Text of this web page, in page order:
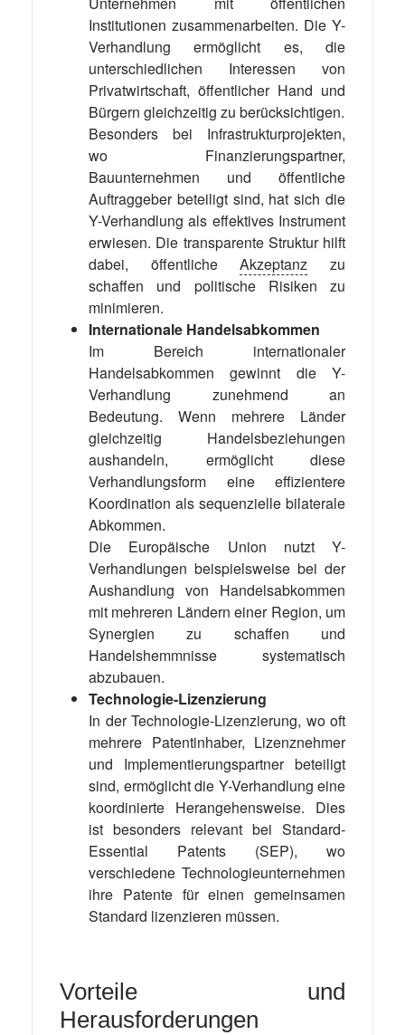
Institutionen zusammenarbeiten. Die Y-
Verhandlung ermöglicht es, die
unterschiedlichen Interessen von
Privatwirtschaft, öffentlicher Hand und
Bürgern gleichzeitig zu berücksichtigen.
Besonders bei Infrastrukturprojekten,
wo Finanzierungspartner,
Bauunternehmen und öffentliche
Auftraggeber beteiligt sind, hat sich die
Y-Verhandlung als effektives Instrument
erwiesen. Die transparente Struktur hilft
dabei, öffentlicheAkzeptanz zu
schaffen und politische Risiken zu
minimieren.
Internationale Handelsabkommen
Im Bereich internationaler
Handelsabkommen gewinnt die Y-
Verhandlung zunehmend an
Bedeutung. Wenn mehrere Länder
gleichzeitig Handelsbeziehungen
aushandeln, ermöglicht diese
Verhandlungsform eine effizientere
Koordination als sequenzielle bilaterale
Abkommen.
Die Europäische Union nutzt Y-
Verhandlungen beispielsweise bei der
Aushandlung von Handelsabkommen
mit mehreren Ländern einer Region, um
Synergien zu schaffen und
Handelshemmnisse systematisch
abzubauen.
Technologie-Lizenzierung
In der Technologie-Lizenzierung, wo oft
mehrere Patentinhaber, Lizenznehmer
und Implementierungspartner beteiligt
sind, ermöglicht die Y-Verhandlung eine
koordinierte Herangehensweise. Dies
ist besonders relevant bei Standard-
Essential Patents (SEP), wo
verschiedene Technologieunternehmen
ihre Patente für einen gemeinsamen
Standard lizenzieren müssen.
Vorteile und
Herausforderungen